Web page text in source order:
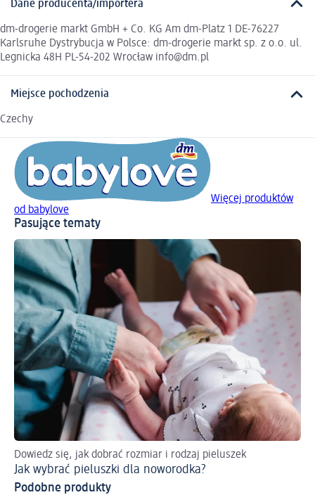
Dane producenta/importera
dm-drogerie markt GmbH + Co. KG Am dm-Platz 1 DE-76227
Karlsruhe Dystrybucja w Polsce: dm-drogerie markt sp. z o.o. ul.
Legnicka 48H PL-54-202 Wrocław info@dm.pl
Miejsce pochodzenia
Czechy
Więcej produktów
od babylove
Pasujące tematy
Dowiedz się, jak dobrać rozmiar i rodzaj pieluszek
Jak wybrać pieluszki dla noworodka?
Podobne produkty